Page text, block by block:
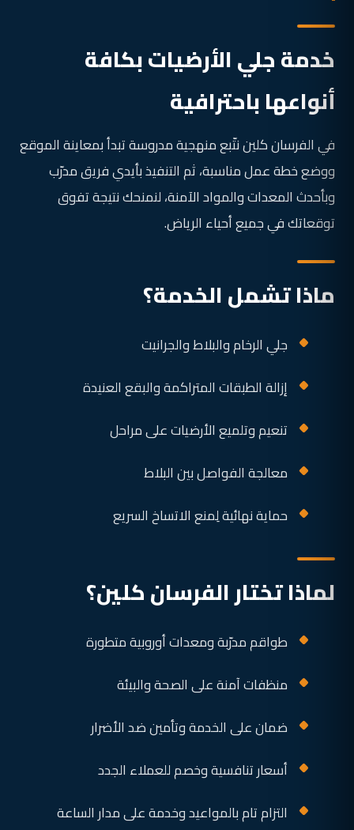
خدمة جلي الأرضيات بكافة
أنواعها باحترافية
في الفرسان كلين نتّبع منهجية مدروسة تبدأ بمعاينة الموقع
ووضع خطة عمل مناسبة، ثم التنفيذ بأيدي فريق مدرّب
وبأحدث المعدات والمواد الآمنة، لنمنحك نتيجة تفوق
توقعاتك في جميع أحياء الرياض.
ماذا تشمل الخدمة؟
جلي الرخام والبلاط والجرانيت
إزالة الطبقات المتراكمة والبقع العنيدة
تنعيم وتلميع الأرضيات على مراحل
معالجة الفواصل بين البلاط
حماية نهائية لِمنع الاتساخ السريع
لماذا تختار الفرسان كلين؟
طواقم مدرّبة ومعدات أوروبية متطورة
منظفات آمنة على الصحة والبيئة
ضمان على الخدمة وتأمين ضد الأضرار
أسعار تنافسية وخصم للعملاء الجدد
التزام تام بالمواعيد وخدمة على مدار الساعة